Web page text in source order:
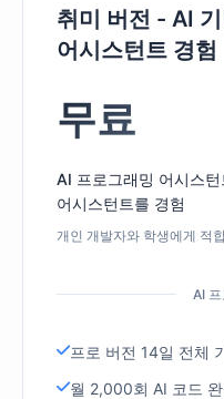
취미 버전 - AI
어시스턴트 경험
무료
AI 프로그래밍 어시스
어시스턴트를 경험
개인 개발자와 학생에게 적
AI
프로 버전 14일 전체
월 2,000회 AI 코드 완